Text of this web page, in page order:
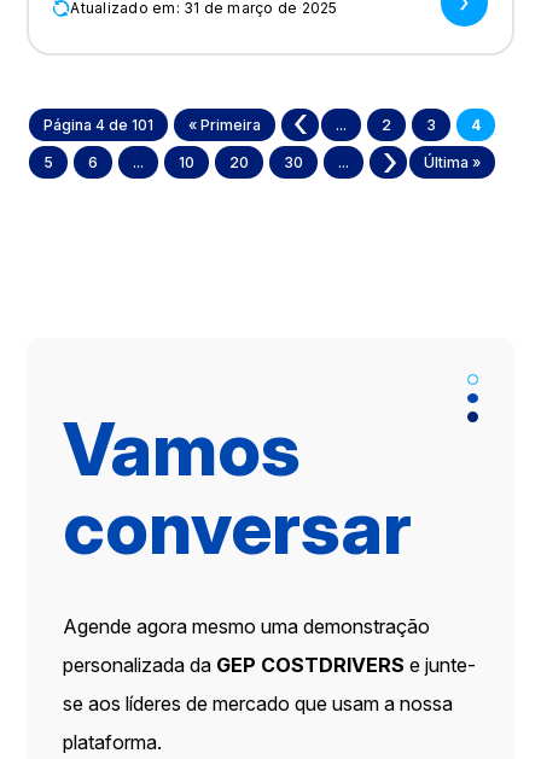
Atualizado em: 31 de março de 2025
Página 4 de 101 « Primeira « ... 2 3 4
5 6 ... 10 20 30 ... » Última »
Vamos
conversar
Agende agora mesmo uma demonstração
personalizada da GEP COSTDRIVERS e junte-
se aos líderes de mercado que usam a nossa
plataforma.